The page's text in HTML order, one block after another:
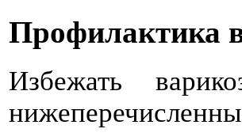
Профилактика
Избежать